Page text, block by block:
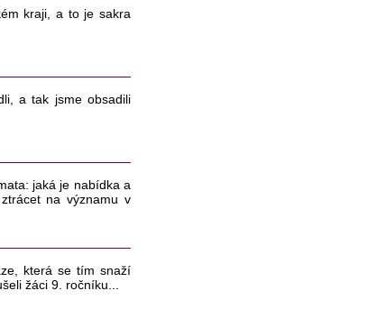
kraji, a to je sakra
a tak jsme obsadili
jaká je nabídka a
na významu v
která se tím snaží
žáci 9. ročníku...